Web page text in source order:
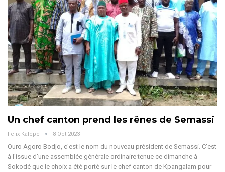
Un chef canton prend les rênes de Semassi
Felix Kalepe 8 Oct 2023
Ouro Agoro Bodjo, c'est le nom du nouveau président de Semassi. C'est
à l'issue d'une assemblée générale ordinaire tenue ce dimanche à
Sokodé que le choix a été porté sur le chef canton de Kpangalam pour